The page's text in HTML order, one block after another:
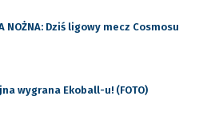
NOŻNA: Dziś ligowy mecz Cosmosu
wygrana Ekoball-u! (FOTO)